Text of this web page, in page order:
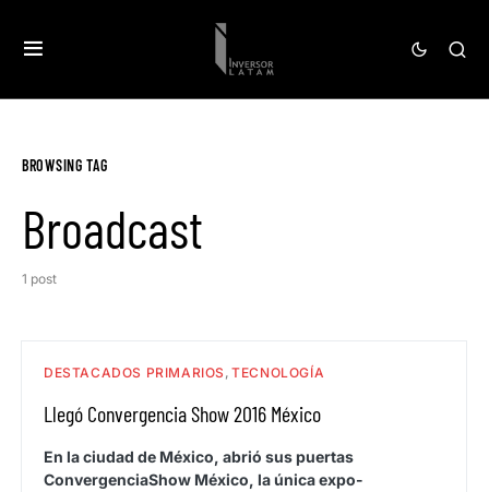
BROWSING TAG
Broadcast
1 post
DESTACADOS PRIMARIOS TECNOLOGÍA
Llegó Convergencia Show 2016 México
En la ciudad de México, abrió sus puertas
ConvergenciaShow México, la única expo-